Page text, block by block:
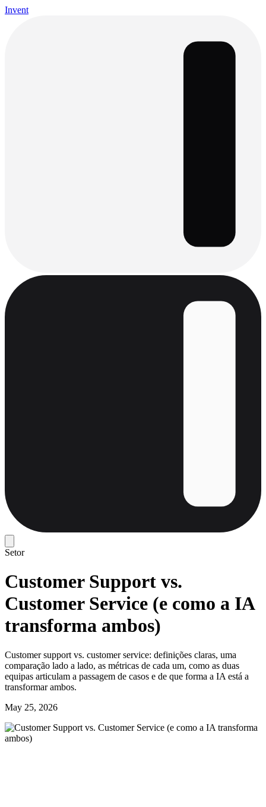
Invent
Setor
Customer Support vs.
Customer Service (e como a IA
transforma ambos)
Customer support vs. customer service: definições claras, uma
comparação lado a lado, as métricas de cada um, como as duas
equipas articulam a passagem de casos e de que forma a IA está a
transformar ambos.
May 25, 2026